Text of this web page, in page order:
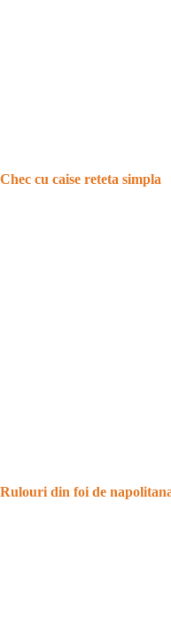
Chec cu caise reteta simpla
Rulouri din foi de